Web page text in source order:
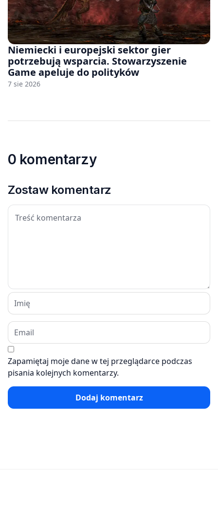
Niemiecki i europejski sektor gier
potrzebują wsparcia. Stowarzyszenie
Game apeluje do polityków
7 sie 2026
0 komentarzy
Zostaw komentarz
Zapamiętaj moje dane w tej przeglądarce podczas
pisania kolejnych komentarzy.
Dodaj komentarz